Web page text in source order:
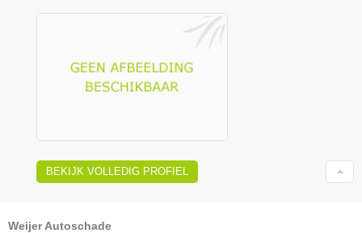
BEKIJK VOLLEDIG PROFIEL
Weijer Autoschade